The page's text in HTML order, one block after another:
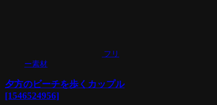
フリ
ー素材
夕方のビーチを歩くカップル
[1546524956]